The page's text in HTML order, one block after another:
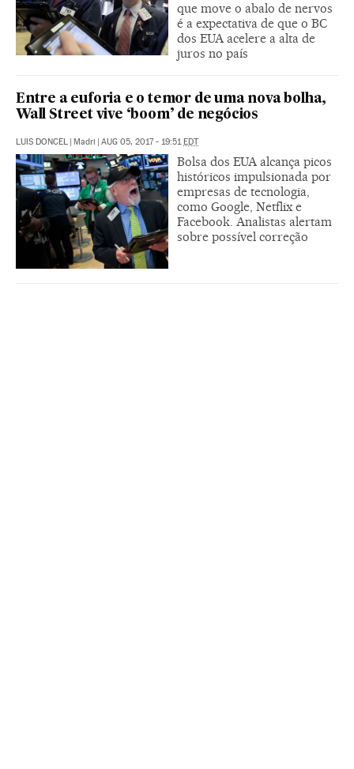
que move o abalo de nervos
é a expectativa de que o BC
dos EUA acelere a alta de
juros no país
Entre a euforia e o temor de uma nova bolha,
Wall Street vive ‘boom’ de negócios
LUIS DONCEL | Madri | AUG 05, 2017 - 19:51EDT
Bolsa dos EUA alcança picos
históricos impulsionada por
empresas de tecnologia,
como Google, Netflix e
Facebook. Analistas alertam
sobre possível correção